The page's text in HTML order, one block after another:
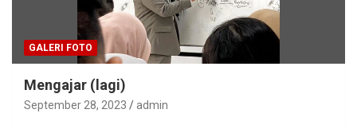
GALERI FOTO
Mengajar (lagi)
September 28, 2023 admin